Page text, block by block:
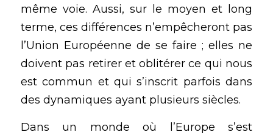
même voie. Aussi, sur le moyen et long
terme, ces différences n’empêcheront pas
l’Union Européenne de se faire ; elles ne
doivent pas retirer et oblitérer ce qui nous
est commun et qui s’inscrit parfois dans
des dynamiques ayant plusieurs siècles.
Dans un monde où l’Europe s’est